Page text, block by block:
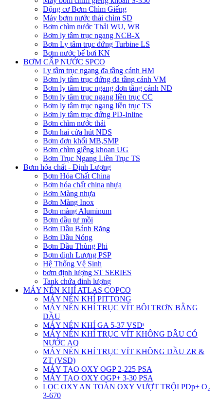
Động cơ Bơm Chìm Giếng
​Máy bơm nước thải chìm SD
Bơm chìm nước Thải WU, WR
Bơm ly tâm trục ngang NCB-X
Bơm Ly tâm trục đứng Turbine LS
Bơm nước bể bơi KN
BƠM CẤP NƯỚC SPCO
Ly tâm trục ngang đa tầng cánh HM
Bơm ly tâm trục đứng đa tầng cánh VM
Bơm ly tâm trục ngang đơn tầng cánh ND
Bơm ly tâm trục ngang liền trục CC
Bơm ly tâm trục ngang liền trục TS
Bơm ly tâm trục đứng PD-Inline
Bơm chìm nước thải
Bơm hai cửa hút NDS
Bơm đơn khối MB,SMP
Bơm chìm giếng khoan UG
Bơm Trục Ngang Liền Trục TS
Bơm hóa chất - Định Lượng
Bơm Hóa Chất China
Bơm hóa chất china nhựa
Bơm Màng nhựa
Bơm Màng Inox
Bơm màng Aluminum
Bơm dầu tự mồi
Bơm Dầu Bánh Răng
Bơm Dầu Nóng
Bơm Dầu Thùng Phi
Bơm định Lượng PSP
Hệ Thống Vệ Sinh
bơm định lượng ST SERIES
Tank chứa đinh lượng
MÁY NÉN KHÍ ATLAS COPCO
MÁY NÉN KHÍ PITTONG
MÁY NÉN KHÍ TRỤC VÍT BÔI TRƠN BẰNG
DẦU
MÁY NÉN KHÍ GA 5-37 VSDˢ
MÁY NÉN KHÍ TRỤC VÍT KHÔNG DẦU CÓ
NƯỚC AQ
MÁY NÉN KHÍ TRỤC VÍT KHÔNG DẦU ZR &
ZT (VSD)
MÁY TẠO OXY OGP 2-225 PSA
MÁY TẠO OXY OGP+ 3-30 PSA
LỌC OXY AN TOÀN OXY VƯỢT TRỘI PDp+ O₂
3-670